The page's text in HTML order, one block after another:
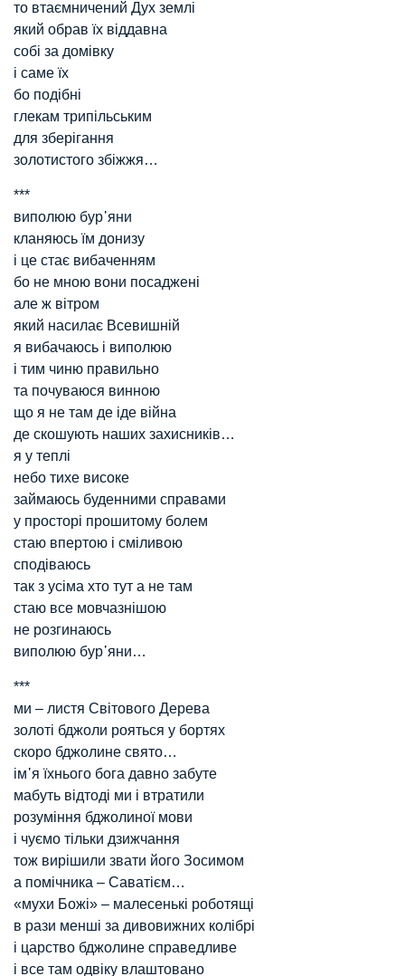
то втаємничений Дух землі
який обрав їх віддавна
собі за домівку
і саме їх
бо подібні
глекам трипільським
для зберігання
золотистого збіжжя…
***
виполюю бур᾿яни
кланяюсь їм донизу
і це стає вибаченням
бо не мною вони посаджені
але ж вітром
який насилає Всевишній
я вибачаюсь і виполюю
і тим чиню правильно
та почуваюся винною
що я не там де іде війна
де скошують наших захисників…
я у теплі
небо тихе високе
займаюсь буденними справами
у просторі прошитому болем
стаю впертою і сміливою
сподіваюсь
так з усіма хто тут а не там
стаю все мовчазнішою
не розгинаюсь
виполюю бур᾿яни…
***
ми – листя Світового Дерева
золоті бджоли рояться у бортях
скоро бджолине свято…
ім᾿я їхнього бога давно забуте
мабуть відтоді ми і втратили
розуміння бджолиної мови
і чуємо тільки дзижчання
тож вирішили звати його Зосимом
а помічника – Саватієм…
«мухи Божі» – малесенькі роботящі
в рази менші за дивовижних колібрі
і царство бджолине справедливе
і все там одвіку влаштовано